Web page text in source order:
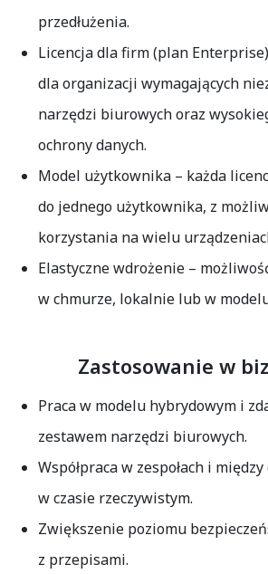
przedłużenia.
Licencja dla firm (plan Enterprise)
dla organizacji wymagających
narzędzi biurowych oraz
ochrony danych.
Model użytkownika– każda
do jednego użytkownika, z
korzystania na wielu
Elastyczne wdrożenie–
w chmurze, lokalnie lub w
Zastosowanie w
Praca w modelu hybrydowym i
zestawem narzędzi biurowych.
Współpraca w zespołach i między
w czasie rzeczywistym.
Zwiększenie poziomu
z przepisami.